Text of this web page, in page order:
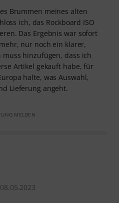
Brummen meines alten
ich, das Rockboard ISO
Das Ergebnis war sofort
nur noch ein klarer,
hinzufügen, dass ich
Artikel gekauft habe, für
halte, was Auswahl,
Lieferung angeht.
MELDEN